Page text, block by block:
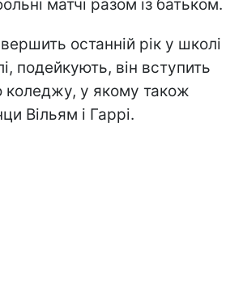
матчі разом із батьком.
останній рік у школі
подейкують, він вступить
коледжу, у якому також
Вільям і Гаррі.